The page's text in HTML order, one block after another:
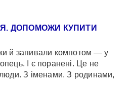
ДОПОМОЖИ КУПИТИ
й запивали компотом — у
І є поранені. Це не
З іменами. З родинами,